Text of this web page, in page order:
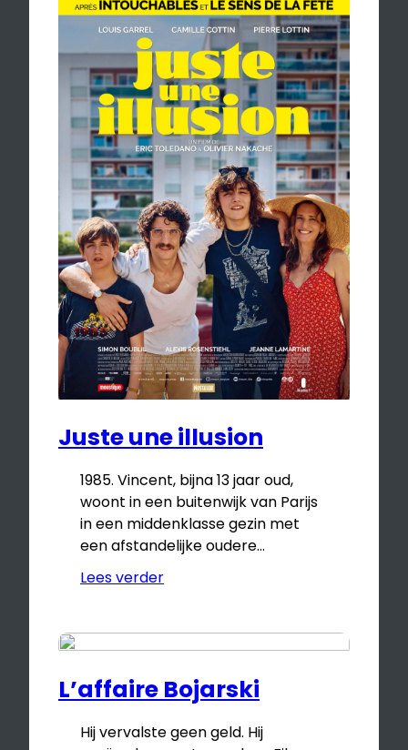
Juste une illusion
1985. Vincent, bijna 13 jaar oud,
woont in een buitenwijk van Parijs
in een middenklasse gezin met
een afstandelijke oudere…
Lees verder
L’affaire Bojarski
Hij vervalste geen geld. Hij